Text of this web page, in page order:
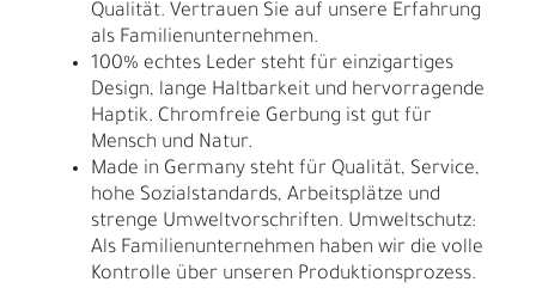
Qualität. Vertrauen Sie auf unsere Erfahrung
als Familienunternehmen.
100% echtes Leder steht für einzigartiges
Design, lange Haltbarkeit und hervorragende
Haptik. Chromfreie Gerbung ist gut für
Mensch und Natur.
Made in Germany steht für Qualität, Service,
hohe Sozialstandards, Arbeitsplätze und
strenge Umweltvorschriften. Umweltschutz:
Als Familienunternehmen haben wir die volle
Kontrolle über unseren Produktionsprozess.